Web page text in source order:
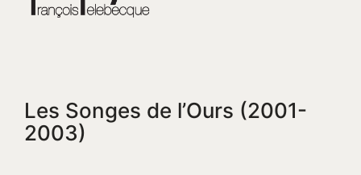
Les Songes de l’Ours (2001-
2003)